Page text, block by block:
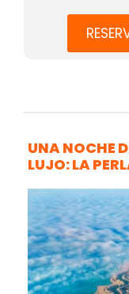
UNA NOCHE
LUJO: LA